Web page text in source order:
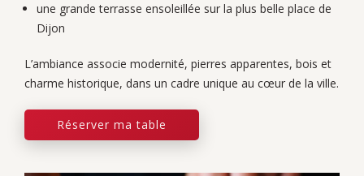
une grande terrasse ensoleillée sur la plus belle place de
Dijon
L’ambiance associe modernité, pierres apparentes, bois et
charme historique, dans un cadre unique au cœur de la ville.
Réserver ma table